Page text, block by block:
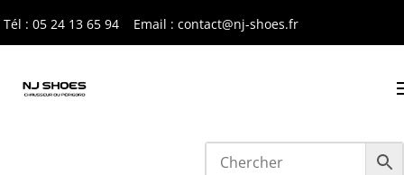
Tél : 05 24 13 65 94 Email : contact@nj-shoes.fr